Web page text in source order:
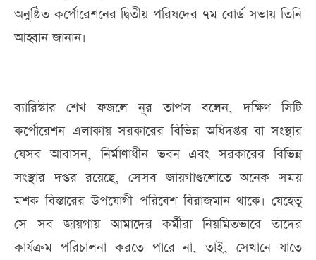
অনুষ্ঠিত কর্পোরেশনের দ্বিতীয় পরিষদের ৭ম বোর্ড সভায় তিনি
আহ্বান জানান।
ব্যারিস্টার শেখ ফজলে নূর তাপস বলেন, দক্ষিণ সিটি
কর্পোরেশন এলাকায় সরকারের বিভিন্ন অধিদপ্তর বা সংস্থার
যেসব আবাসন, নির্মাণাধীন ভবন এবং সরকারের বিভিন্ন
সংস্থার দপ্তর রয়েছে, সেসব জায়গাগুলোতে অনেক সময়
মশক বিস্তারের উপযোগী পরিবেশ বিরাজমান থাকে। যেহেতু
সে সব জায়গায় আমাদের কর্মীরা নিয়মিতভাবে তাদের
কার্যক্রম পরিচালনা করতে পারে না, তাই, সেখানে যাতে